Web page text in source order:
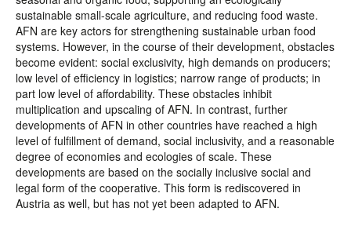
sustainable small-scale agriculture, and reducing food waste.
AFN are key actors for strengthening sustainable urban food
systems. However, in the course of their development, obstacles
become evident: social exclusivity, high demands on producers;
low level of efficiency in logistics; narrow range of products; in
part low level of affordability. These obstacles inhibit
multiplication and upscaling of AFN. In contrast, further
developments of AFN in other countries have reached a high
level of fulfillment of demand, social inclusivity, and a reasonable
degree of economies and ecologies of scale. These
developments are based on the socially inclusive social and
legal form of the cooperative. This form is rediscovered in
Austria as well, but has not yet been adapted to AFN.